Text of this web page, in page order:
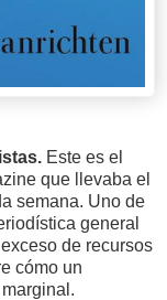
Este es el
que llevaba el
semana. Uno de
general
de recursos
cómo un